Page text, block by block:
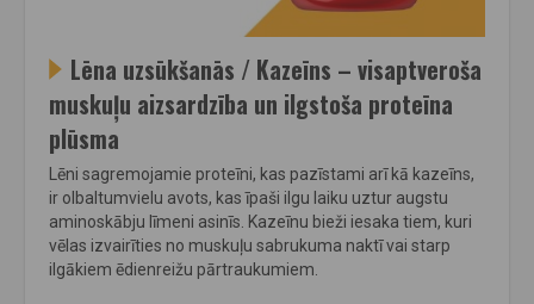
Lēna uzsūkšanās / Kazeīns – visaptveroša
muskuļu aizsardzība un ilgstoša proteīna
plūsma
Lēni sagremojamie proteīni, kas pazīstami arī kā kazeīns,
ir olbaltumvielu avots, kas īpaši ilgu laiku uztur augstu
aminoskābju līmeni asinīs. Kazeīnu bieži iesaka tiem, kuri
vēlas izvairīties no muskuļu sabrukuma naktī vai starp
ilgākiem ēdienreižu pārtraukumiem.